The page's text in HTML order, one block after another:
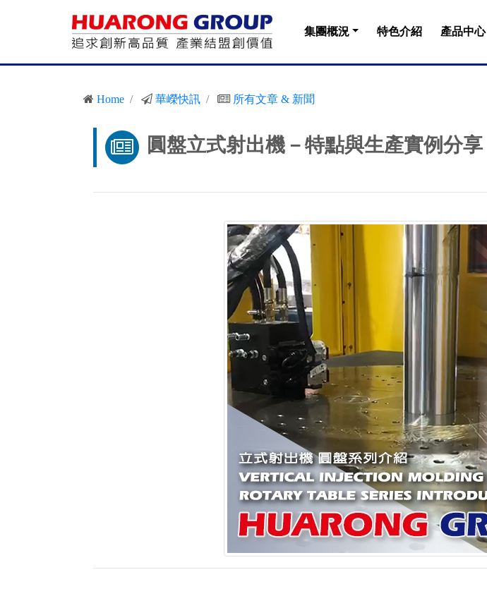
集團概況 特色介紹 產品中心
Home 華嶸快訊 所有文章 & 新聞
圓盤立式射出機－特點與生產實例分享